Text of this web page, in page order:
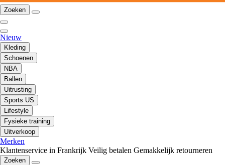
Zoeken
Nieuw
Kleding
Schoenen
NBA
Ballen
Uitrusting
Sports US
Lifestyle
Fysieke training
Uitverkoop
Merken
Klantenservice in Frankrijk Veilig betalen Gemakkelijk retourneren
Zoeken